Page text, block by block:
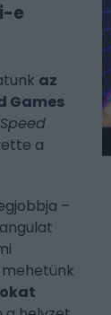
e
az
Games
a
–